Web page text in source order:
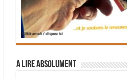
A lire absolument